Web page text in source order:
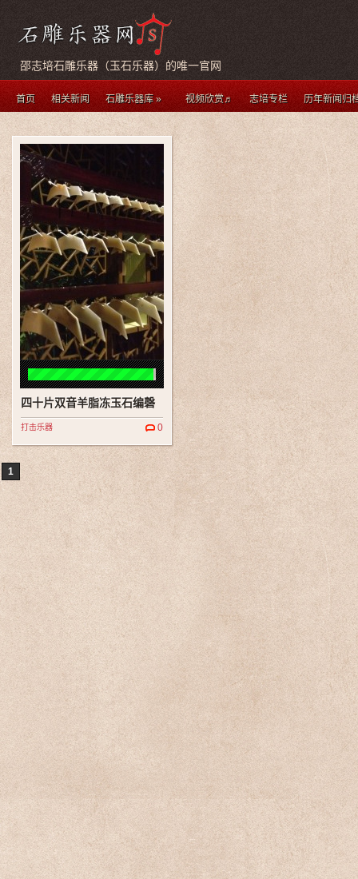
邵志培石雕乐器（玉石乐器）的唯一官网
首页 相关新闻 石雕乐器库» 视频欣赏♬ 志培专栏 历年新闻归
四十片双音羊脂冻玉石编磬
打击乐器 0
1